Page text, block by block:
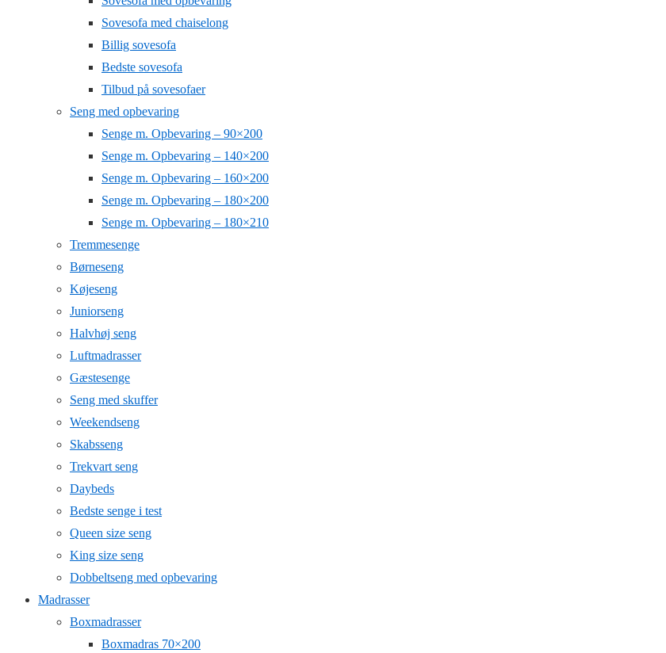
Sovesofa med chaiselong
Billig sovesofa
Bedste sovesofa
Tilbud på sovesofaer
Seng med opbevaring
Senge m. Opbevaring – 90×200
Senge m. Opbevaring – 140×200
Senge m. Opbevaring – 160×200
Senge m. Opbevaring – 180×200
Senge m. Opbevaring – 180×210
Tremmesenge
Børneseng
Køjeseng
Juniorseng
Halvhøj seng
Luftmadrasser
Gæstesenge
Seng med skuffer
Weekendseng
Skabsseng
Trekvart seng
Daybeds
Bedste senge i test
Queen size seng
King size seng
Dobbeltseng med opbevaring
Madrasser
Boxmadrasser
Boxmadras 70×200